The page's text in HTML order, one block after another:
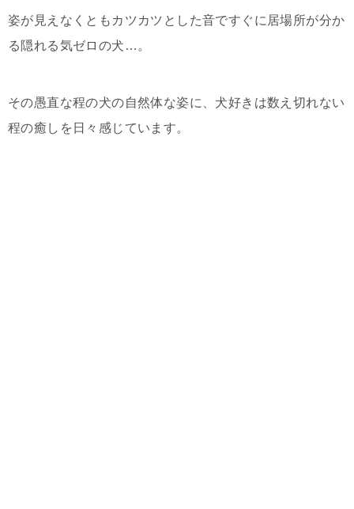
姿が見えなくともカツカツとした音ですぐに居場所が分か
る隠れる気ゼロの犬…。
その愚直な程の犬の自然体な姿に、犬好きは数え切れない
程の癒しを日々感じています。